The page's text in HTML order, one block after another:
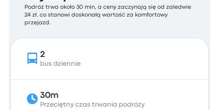
Podróż trwa około 30 min, a ceny zaczynają się od zaledwie
24 zł, co stanowi doskonałą wartość za komfortowy
przejazd.
2
bus dziennie
30m
Przeciętny czas trwania podróży